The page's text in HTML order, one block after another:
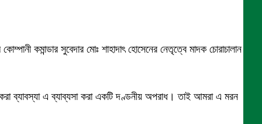
কমান্ডার সুবেদার মোঃ শাহাদাৎ হোসেনের নেতৃত্বে মাদক চোরাচালান ও
ব্যাবস্যা এ ব্যাব্যসা করা একটি দণ্ডনীয় অপরাধ। তাই আমরা এ মরন